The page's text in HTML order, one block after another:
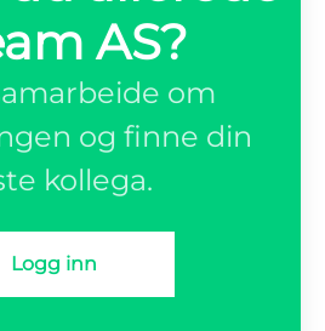
AS?
om
og finne din
kollega.
Logg inn